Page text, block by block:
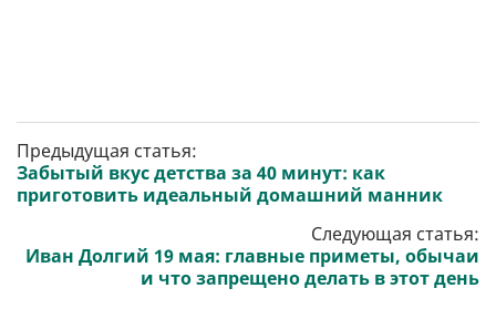
Предыдущая статья:
Забытый вкус детства за 40 минут: как
приготовить идеальный домашний манник
Следующая статья:
Иван Долгий 19 мая: главные приметы, обычаи
и что запрещено делать в этот день